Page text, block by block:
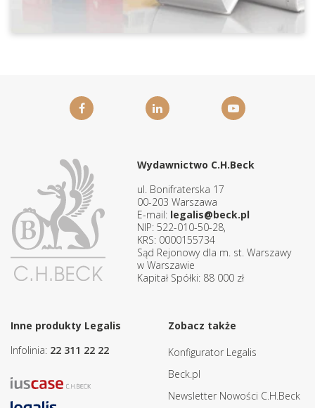
Wydawnictwo C.H.Beck
ul. Bonifraterska 17
00-203 Warszawa
E-mail: legalis@beck.pl
NIP: 522-010-50-28,
KRS: 0000155734
Sąd Rejonowy dla m. st. Warszawy
w Warszawie
Kapitał Spółki: 88 000 zł
Inne produkty Legalis
Infolinia: 22 311 22 22
Zobacz także
Konfigurator Legalis
Beck.pl
Newsletter Nowości C.H.Beck